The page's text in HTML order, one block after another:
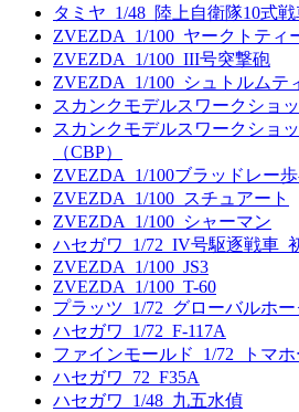
タミヤ_1/48_陸上自衛隊10式
ZVEZDA_1/100_ヤークトティ
ZVEZDA_1/100_III号突撃砲
ZVEZDA_1/100_シュトルムテ
スカンクモデルスワークショ
スカンクモデルスワークショ
（CBP）
ZVEZDA_1/100ブラッドレー
ZVEZDA_1/100_スチュアート
ZVEZDA_1/100_シャーマン
ハセガワ_1/72_IV号駆逐戦車_
ZVEZDA_1/100_JS3
ZVEZDA_1/100_T-60
プラッツ_1/72_グローバルホー
ハセガワ_1/72_F-117A
ファインモールド_1/72_トマ
ハセガワ_72_F35A
ハセガワ_1/48_九五水偵